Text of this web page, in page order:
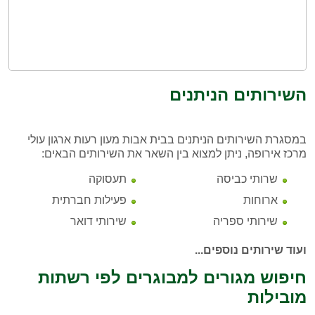
השירותים הניתנים
במסגרת השירותים הניתנים בבית אבות מעון רעות ארגון עולי
מרכז אירופה, ניתן למצוא בין השאר את השירותים הבאים:
שרותי כביסה
ארוחות
שירותי ספריה
תעסוקה
פעילות חברתית
שירותי דואר
ועוד שירותים נוספים...
חיפוש מגורים למבוגרים לפי רשתות
מובילות